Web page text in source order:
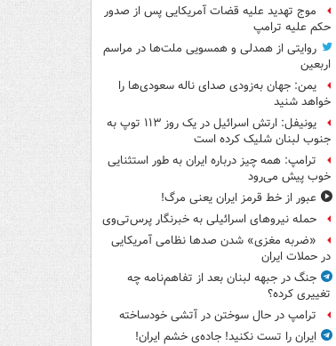
موج تهدید علیه قضات آمریکایی پس از صدور
حکم علیه ترامپ
روایتی از همدلی و همسویی ملت‌ها در مراسم
اربعین
یمن: جهان به‌زودی صدای ناله سعودی‌ها را
خواهد شنید
یونیفل: ارتش اسرائیل در یک روز ۱۱۳ توپ به
جنوب لبنان شلیک کرده است
ترامپ: همه چیز درباره ایران به طور استثنایی
خوب پیش می‌رود
عبور از خط قرمز ایران یعنی مرگ!
حمله نیروهای اسرائیلی به خبرنگار پرس‌تی‌وی
«ضربه مغزی» شدن صدها نظامی آمریکایی
در حملات ایران
جنگ در جبهه لبنان بعد از تفاهم‌نامه چه
تغییری کرده؟
ترامپ در حال سوختن در آتشی خودساخته
ایران را تست نکنید! جاده‌ی خشم ایران!